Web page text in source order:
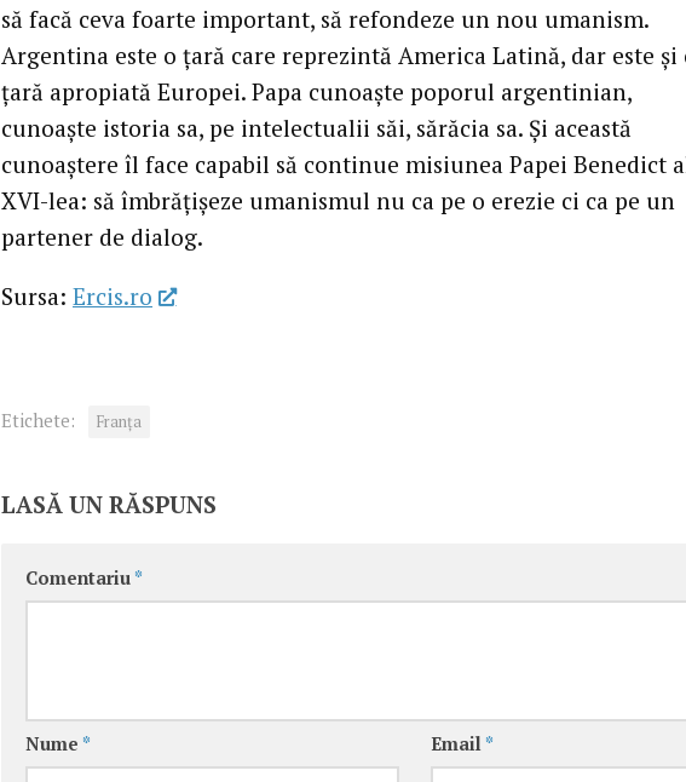
să facă ceva foarte important, să refondeze un nou umanism.
Argentina este o ţară care reprezintă America Latină, dar este şi
ţară apropiată Europei. Papa cunoaşte poporul argentinian,
cunoaşte istoria sa, pe intelectualii săi, sărăcia sa. Şi această
cunoaştere îl face capabil să continue misiunea Papei Benedict
XVI-lea: să îmbrăţişeze umanismul nu ca pe o erezie ci ca pe un
partener de dialog.
Sursa: Ercis.ro
Etichete: Franţa
LASĂ UN RĂSPUNS
Comentariu *
Nume * Email *